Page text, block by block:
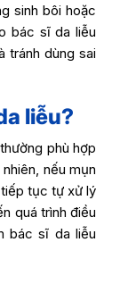
sinh bôi hoặc
bác sĩ da liễu
tránh dùng sai
liễu?
phù hợp
nếu mụn
tục tự xử lý
quá trình điều
bác sĩ da liễu